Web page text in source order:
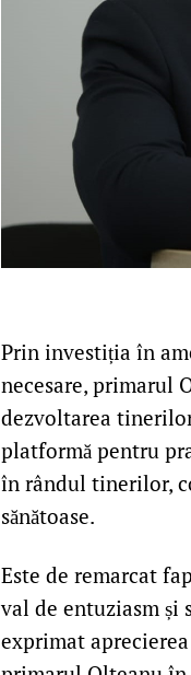
Prin investiția în
necesare, primarul
dezvoltarea
platformă pentru
în rândul tinerilor,
sănătoase.
Este de remarcat
val de entuziasm și
exprimat